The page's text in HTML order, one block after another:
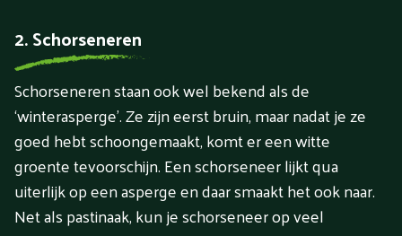
2. Schorseneren
Schorseneren staan ook wel bekend als de
‘winterasperge’. Ze zijn eerst bruin, maar nadat je ze
goed hebt schoongemaakt, komt er een witte
groente tevoorschijn. Een schorseneer lijkt qua
uiterlijk op een asperge en daar smaakt het ook naar.
Net als pastinaak, kun je schorseneer op veel